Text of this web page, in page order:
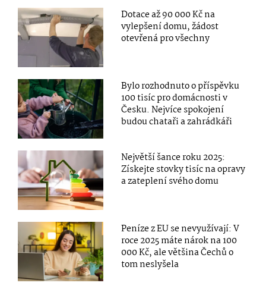
Dotace až 90 000 Kč na
vylepšení domu, žádost
otevřená pro všechny
Bylo rozhodnuto o příspěvku
100 tisíc pro domácnosti v
Česku. Nejvíce spokojení
budou chataři a zahrádkáři
Největší šance roku 2025:
Získejte stovky tisíc na opravy
a zateplení svého domu
Peníze z EU se nevyužívají: V
roce 2025 máte nárok na 100
000 Kč, ale většina Čechů o
tom neslyšela